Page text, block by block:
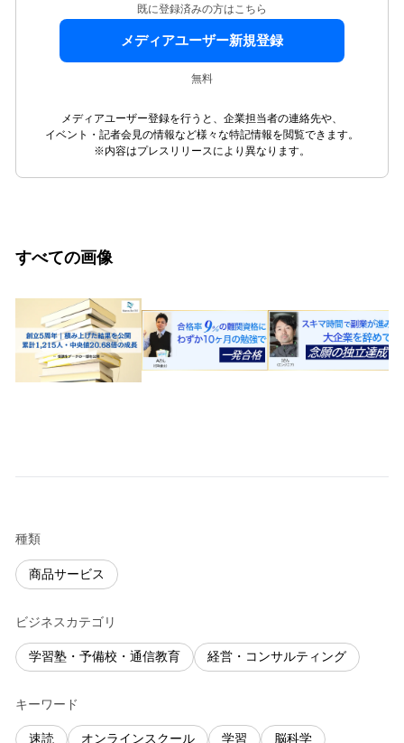
既に登録済みの方はこちら
メディアユーザー新規登録
無料
メディアユーザー登録を行うと、企業担当者の連絡先や、
イベント・記者会見の情報など様々な特記情報を閲覧できます。
※内容はプレスリリースにより異なります。
すべての画像
種類
商品サービス
ビジネスカテゴリ
学習塾・予備校・通信教育 経営・コンサルティング
キーワード
速読 オンラインスクール 学習 脳科学